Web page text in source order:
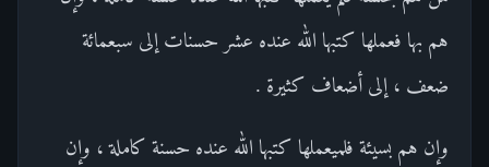
هم بها فعملها كتبها الله عنده عشر حسنات إلى سبعمائة
ضعف ، إلى أضعاف كثيرة .
وإن هم بسيئة فلميعملها كتبها الله عنده حسنة كاملة ، وإن